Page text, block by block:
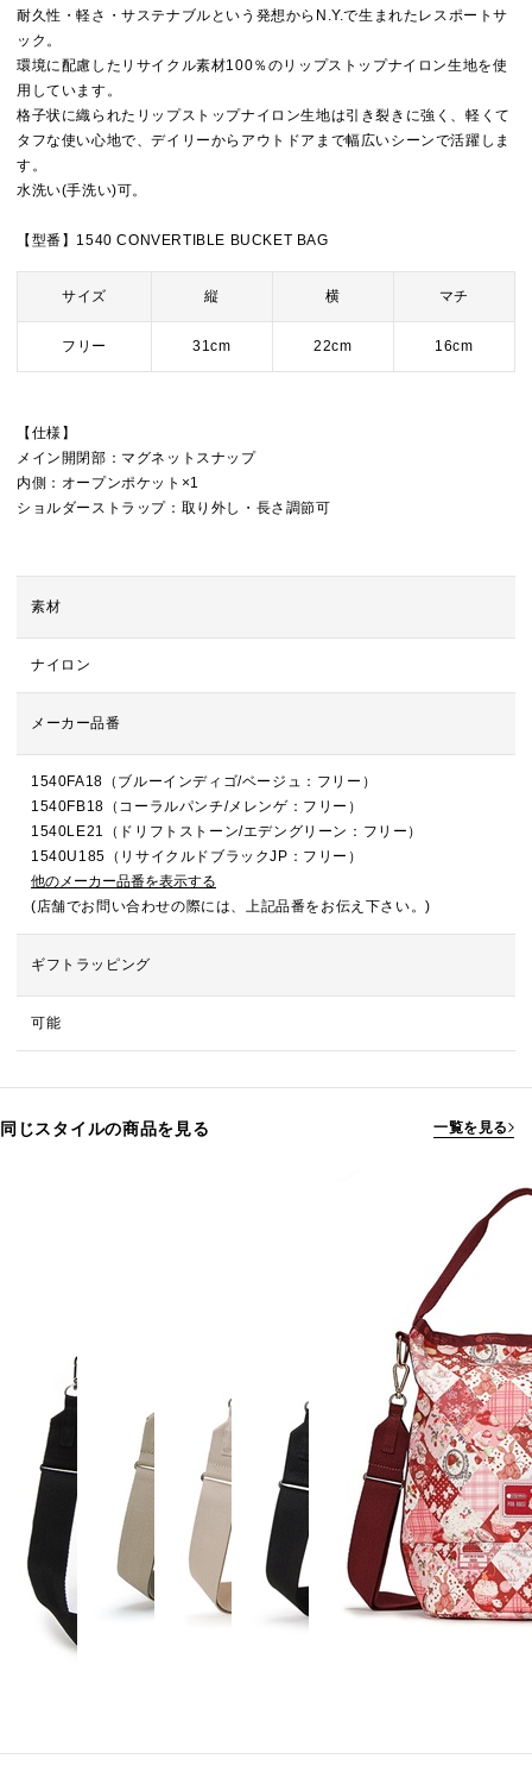
耐久性・軽さ・サステナブルという発想からN.Y.で生まれたレスポートサ
ック。
環境に配慮したリサイクル素材100％のリップストップナイロン生地を使
用しています。
格子状に織られたリップストップナイロン生地は引き裂きに強く、軽くて
タフな使い心地で、デイリーからアウトドアまで幅広いシーンで活躍しま
す。
水洗い(手洗い)可。
【型番】1540 CONVERTIBLE BUCKET BAG
サイズ 縦 横 マチ
フリー 31cm 22cm 16cm
【仕様】
メイン開閉部：マグネットスナップ
内側：オープンポケット×1
ショルダーストラップ：取り外し・長さ調節可
素材
ナイロン
メーカー品番
1540FA18（ブルーインディゴ/ベージュ：フリー）
1540FB18（コーラルパンチ/メレンゲ：フリー）
1540LE21（ドリフトストーン/エデングリーン：フリー）
1540U185（リサイクルドブラックJP：フリー）
他のメーカー品番を表示する
(店舗でお問い合わせの際には、上記品番をお伝え下さい。)
ギフトラッピング
可能
同じスタイルの商品を見る 一覧を見る